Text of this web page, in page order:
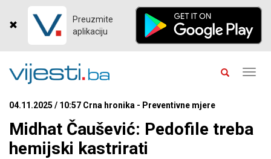
Preuzmite
aplikaciju
04.11.2025 / 10:57 Crna hronika - Preventivne mjere
Midhat Čaušević: Pedofile treba
hemijski kastrirati